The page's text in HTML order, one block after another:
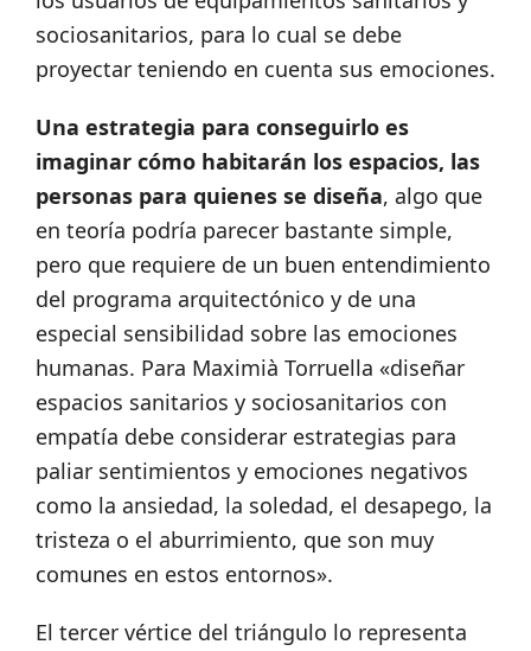
sociosanitarios, para lo cual se debe
proyectar teniendo en cuenta sus emociones.
Una estrategia para conseguirlo es
imaginar cómo habitarán los espacios, las
personas para quienes se diseña, algo que
en teoría podría parecer bastante simple,
pero que requiere de un buen entendimiento
del programa arquitectónico y de una
especial sensibilidad sobre las emociones
humanas. Para Maximià Torruella «diseñar
espacios sanitarios y sociosanitarios con
empatía debe considerar estrategias para
paliar sentimientos y emociones negativos
como la ansiedad, la soledad, el desapego, la
tristeza o el aburrimiento, que son muy
comunes en estos entornos».
El tercer vértice del triángulo lo representa